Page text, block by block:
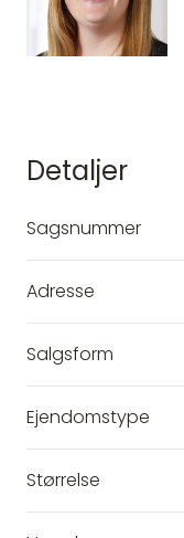
Detaljer
Sagsnummer
Adresse
Salgsform
Ejendomstype
Størrelse